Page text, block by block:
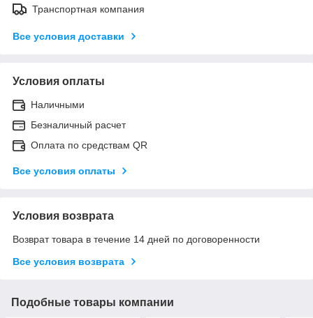
Транспортная компания
Все условия доставки
Условия оплаты
Наличными
Безналичный расчет
Оплата по средствам QR
Все условия оплаты
Условия возврата
Возврат товара в течение 14 дней по договоренности
Все условия возврата
Подобные товары компании